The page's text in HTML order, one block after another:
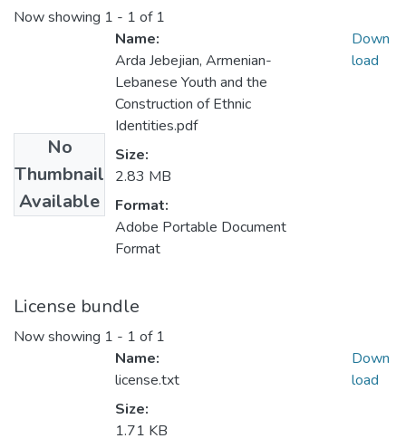
Now showing 1 - 1 of 1
No
Thumbnail
Available
Name:
Arda Jebejian, Armenian-
Lebanese Youth and the
Construction of Ethnic
Identities.pdf
Size:
2.83 MB
Format:
Adobe Portable Document
Format
Down
load
License bundle
Now showing 1 - 1 of 1
Name:
license.txt
Size:
1.71 KB
Down
load